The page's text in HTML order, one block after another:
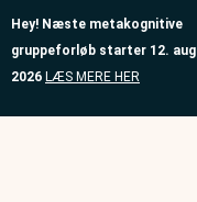
Hey! Næste metakognitive
gruppeforløb starter 12.
2026 LÆS MERE HER